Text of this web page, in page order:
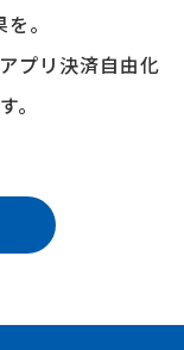
。
プリ決済自由化
。